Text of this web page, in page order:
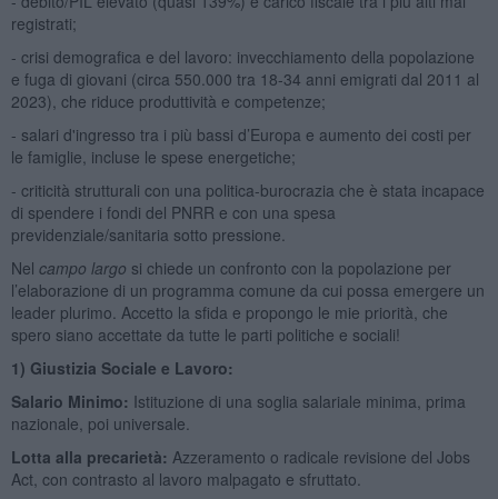
registrati;
- crisi demografica e del lavoro: invecchiamento della popolazione
e fuga di giovani (circa 550.000 tra 18-34 anni emigrati dal 2011 al
2023), che riduce produttività e competenze;
- salari d'ingresso tra i più bassi d’Europa e aumento dei costi per
le famiglie, incluse le spese energetiche;
- criticità strutturali con una politica-burocrazia che è stata incapace
di spendere i fondi del PNRR e con una spesa
previdenziale/sanitaria sotto pressione.
Nel campo largo si chiede un confronto con la popolazione per
l’elaborazione di un programma comune da cui possa emergere un
leader plurimo. Accetto la sfida e propongo le mie priorità, che
spero siano accettate da tutte le parti politiche e sociali!
1) Giustizia Sociale e Lavoro:
Salario Minimo: Istituzione di una soglia salariale minima, prima
nazionale, poi universale.
Lotta alla precarietà: Azzeramento o radicale revisione del Jobs
Act, con contrasto al lavoro malpagato e sfruttato.